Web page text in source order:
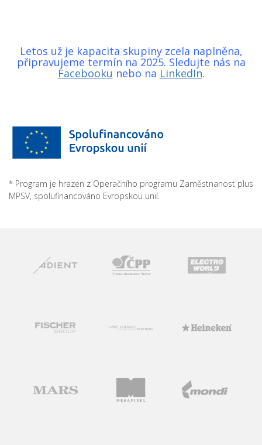
Letos už je kapacita skupiny zcela naplněna,
připravujeme termín na 2025. Sledujte nás na
Facebooku nebo na LinkedIn.
* Program je hrazen z Operačního programu Zaměstnanost plus
MPSV, spolufinancováno Evropskou unií.